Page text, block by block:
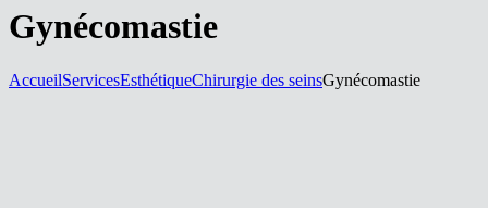
Gynécomastie
AccueilServicesEsthétiqueChirurgie des seinsGynécomastie